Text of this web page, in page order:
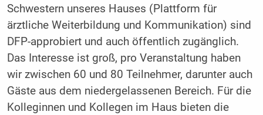
Schwestern ­unseres Hauses (Plattform für
ärztliche Weiterbildung und Kommunikation) sind
DFP-approbiert und auch öffentlich zugänglich.
Das Interesse ist groß, pro Veranstaltung haben
wir zwischen 60 und 80 Teilnehmer, darunter auch
Gäste aus dem niedergelassenen Bereich. Für die
Kolleginnen und Kollegen im Haus bieten die